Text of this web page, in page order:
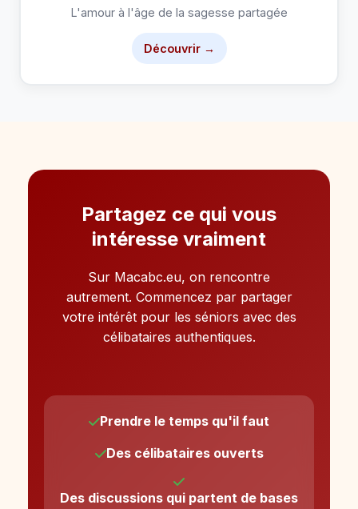
L'amour à l'âge de la sagesse partagée
Découvrir →
Partagez ce qui vous
intéresse vraiment
Sur Macabc.eu, on rencontre
autrement. Commencez par partager
votre intérêt pour les séniors avec des
célibataires authentiques.
Prendre le temps qu'il faut
Des célibataires ouverts
Des discussions qui partent de bases